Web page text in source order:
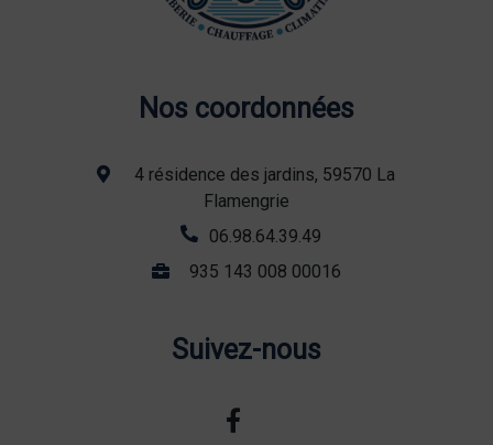
Nos coordonnées
4 résidence des jardins, 59570 La
Flamengrie
06.98.64.39.49
935 143 008 00016
Suivez-nous